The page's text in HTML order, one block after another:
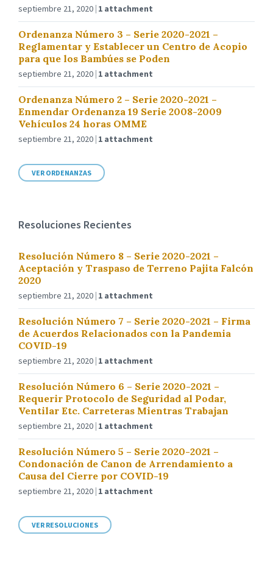
septiembre 21, 2020 1 attachment
Ordenanza Número 3 – Serie 2020-2021 –
Reglamentar y Establecer un Centro de Acopio
para que los Bambúes se Poden
septiembre 21, 2020 1 attachment
Ordenanza Número 2 – Serie 2020-2021 –
Enmendar Ordenanza 19 Serie 2008-2009
Vehículos 24 horas OMME
septiembre 21, 2020 1 attachment
VER ORDENANZAS
Resoluciones Recientes
Resolución Número 8 – Serie 2020-2021 –
Aceptación y Traspaso de Terreno Pajita Falcón
2020
septiembre 21, 2020 1 attachment
Resolución Número 7 – Serie 2020-2021 – Firma
de Acuerdos Relacionados con la Pandemia
COVID-19
septiembre 21, 2020 1 attachment
Resolución Número 6 – Serie 2020-2021 –
Requerir Protocolo de Seguridad al Podar,
Ventilar Etc. Carreteras Mientras Trabajan
septiembre 21, 2020 1 attachment
Resolución Número 5 – Serie 2020-2021 –
Condonación de Canon de Arrendamiento a
Causa del Cierre por COVID-19
septiembre 21, 2020 1 attachment
VER RESOLUCIONES